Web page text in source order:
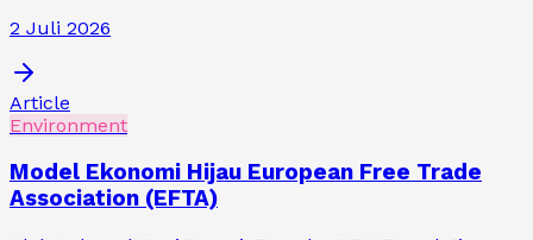
2 Juli 2026
Article
Environment
Model Ekonomi Hijau European Free Trade
Association (EFTA)